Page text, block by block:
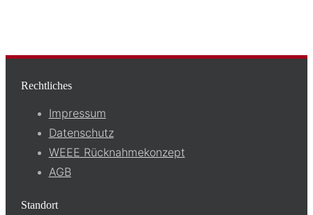
Rechtliches
Impressum
Datenschutz
WEEE Rücknahmekonzept
AGB
Standort